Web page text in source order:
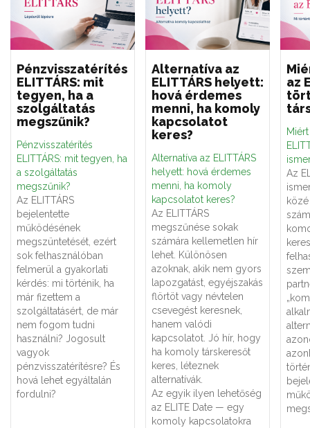
Pénzvisszatérítés
ELITTÁRS: mit
tegyen, ha a
szolgáltatás
megszűnik?
Pénzvisszatérítés
ELITTÁRS: mit tegyen, ha
a szolgáltatás
megszűnik?
Az ELITTÁRS
bejelentette
működésének
megszüntetését, ezért
sok felhasználóban
felmerül a gyakorlati
kérdés: mi történik, ha
már fizettem a
szolgáltatásért, de már
nem fogom tudni
használni? Jogosult
vagyok
pénzvisszatérítésre? És
hová lehet egyáltalán
fordulni?
Alternatíva az
ELITTÁRS helyett:
hová érdemes
menni, ha komoly
kapcsolatot
keres?
Alternatíva az ELITTÁRS
helyett: hová érdemes
menni, ha komoly
kapcsolatot keres?
Az ELITTÁRS
megszűnése sokak
számára kellemetlen hír
lehet. Különösen
azoknak, akik nem gyors
lapozgatást, egyéjszakás
flörtöt vagy névtelen
csevegést keresnek,
hanem valódi
kapcsolatot. Jó hír, hogy
ha komoly társkeresőt
keres, léteznek
alternatívák.
Az egyik ilyen lehetőség
az ELITE Date — egy
komoly kapcsolatokra
az
Az